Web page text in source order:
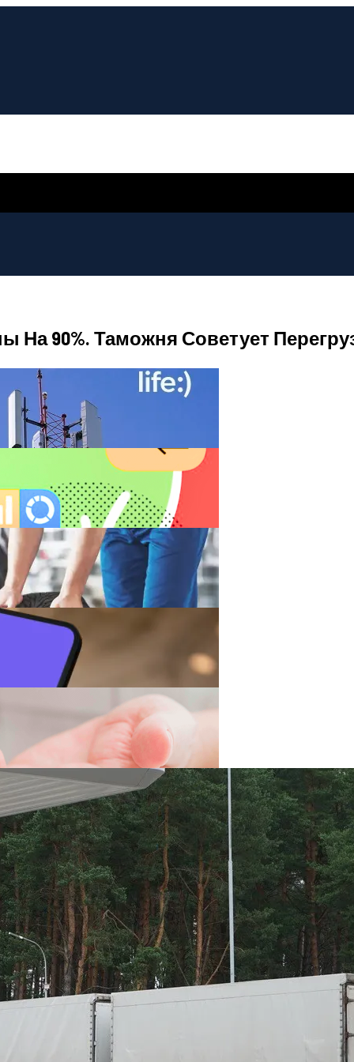
Бонусов. Их Хватит, Чтобы Спасти Жизнь Троим
Сбережения
Жизнью, И Не Выгореть
Ценами На Зимнюю Резину
Изучил, Как Белорусы Применяют Групповые Чаты
Человек Умрет Без Сна
Животных И Человека
Вредными Привычками, И Чем Это Опасно
На 90%. Таможня Советует